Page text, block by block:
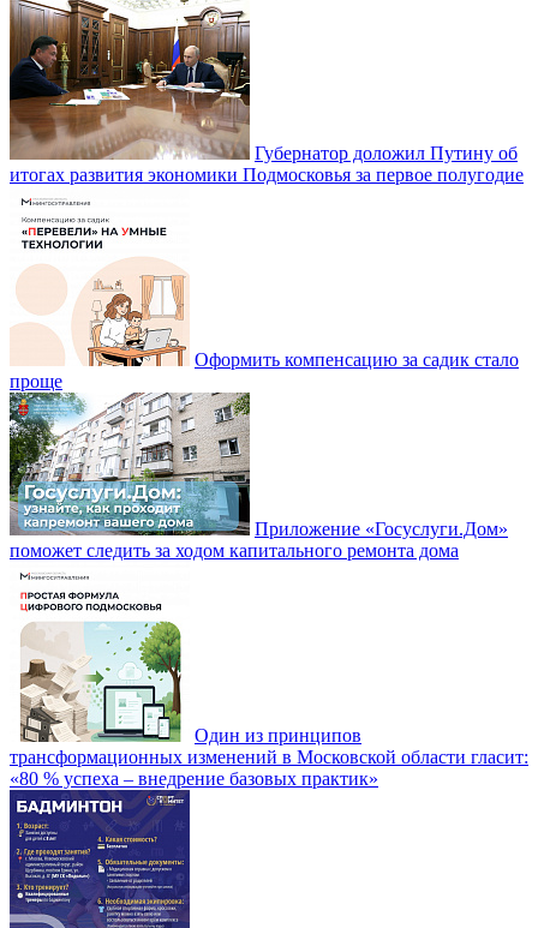
Губернатор доложил Путину об
итогах развития экономики Подмосковья за первое полугодие
Оформить компенсацию за садик стало
проще
Приложение «Госуслуги.Дом»
поможет следить за ходом капитального ремонта дома
Один из принципов
трансформационных изменений в Московской области гласит:
«80 % успеха – внедрение базовых практик»